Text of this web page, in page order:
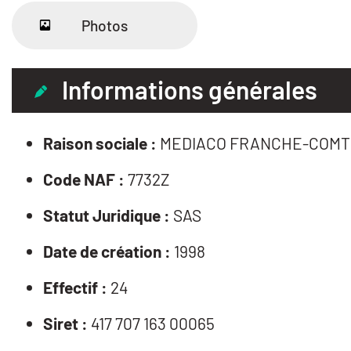
Photos
Informations générales
Raison sociale : MEDIACO FRANCHE-
Code NAF : 7732Z
Statut Juridique : SAS
Date de création : 1998
Effectif : 24
Siret : 417 707 163 00065